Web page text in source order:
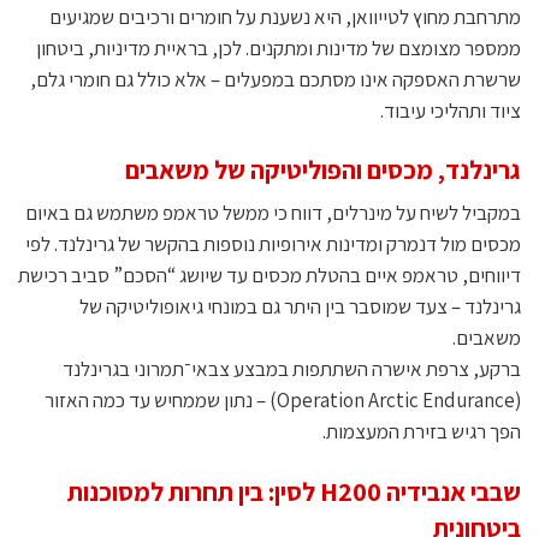
מתרחבת מחוץ לטייוואן, היא נשענת על חומרים ורכיבים שמגיעים
ממספר מצומצם של מדינות ומתקנים. לכן, בראיית מדיניות, ביטחון
שרשרת האספקה אינו מסתכם במפעלים – אלא כולל גם חומרי גלם,
ציוד ותהליכי עיבוד.
גרינלנד, מכסים והפוליטיקה של משאבים
במקביל לשיח על מינרלים, דווח כי ממשל טראמפ משתמש גם באיום
מכסים מול דנמרק ומדינות אירופיות נוספות בהקשר של גרינלנד. לפי
דיווחים, טראמפ איים בהטלת מכסים עד שיושג “הסכם” סביב רכישת
גרינלנד – צעד שמוסבר בין היתר גם במונחי גיאופוליטיקה של
משאבים.
ברקע, צרפת אישרה השתתפות במבצע צבאי־תמרוני בגרינלנד
(Operation Arctic Endurance) – נתון שממחיש עד כמה האזור
הפך רגיש בזירת המעצמות.
שבבי אנבידיה H200 לסין: בין תחרות למסוכנות
ביטחונית